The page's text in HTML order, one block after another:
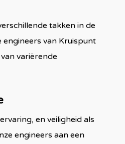
takken in de
engineers van Kruispunt
variërende
en veiligheid als
engineers aan een